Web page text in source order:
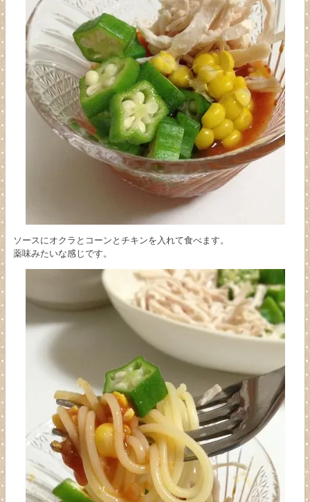
ソースにオクラとコーンとチキンを入れて食べます。
薬味みたいな感じです。